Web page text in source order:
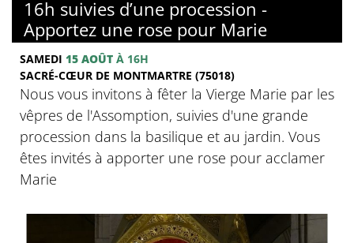
16h suivies d’une procession -
Apportez une rose pour Marie
SAMEDI 15 AOÛT À 16H
SACRÉ-CŒUR DE MONTMARTRE (75018)
Nous vous invitons à fêter la Vierge Marie par les
vêpres de l'Assomption, suivies d'une grande
procession dans la basilique et au jardin. Vous
êtes invités à apporter une rose pour acclamer
Marie